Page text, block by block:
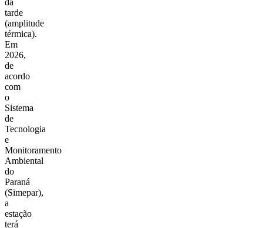
da
tarde
(amplitude
térmica).
Em
2026,
de
acordo
com
o
Sistema
de
Tecnologia
e
Monitoramento
Ambiental
do
Paraná
(Simepar),
a
estação
terá